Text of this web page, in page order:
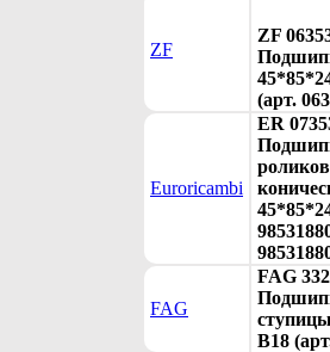
ZF
ZF
(арт.
Euroricambi
ER
FAG
FAG
B18